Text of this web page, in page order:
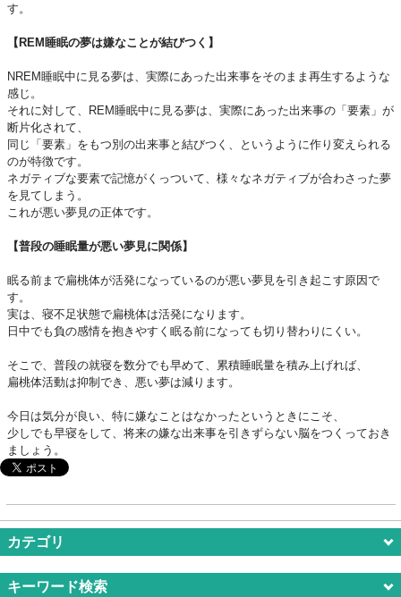
す。
【REM睡眠の夢は嫌なことが結びつく】
NREM睡眠中に見る夢は、実際にあった出来事をそのまま再生するような
感じ。
それに対して、REM睡眠中に見る夢は、実際にあった出来事の「要素」が
断片化されて、
同じ「要素」をもつ別の出来事と結びつく、というように作り変えられる
のが特徴です。
ネガティブな要素で記憶がくっついて、様々なネガティブが合わさった夢
を見てしまう。
これが悪い夢見の正体です。
【普段の睡眠量が悪い夢見に関係】
眠る前まで扁桃体が活発になっているのが悪い夢見を引き起こす原因で
す。
実は、寝不足状態で扁桃体は活発になります。
日中でも負の感情を抱きやすく眠る前になっても切り替わりにくい。
そこで、普段の就寝を数分でも早めて、累積睡眠量を積み上げれば、
扁桃体活動は抑制でき、悪い夢は減ります。
今日は気分が良い、特に嫌なことはなかったというときにこそ、
少しでも早寝をして、将来の嫌な出来事を引きずらない脳をつくっておき
ましょう。
カテゴリ
キーワード検索